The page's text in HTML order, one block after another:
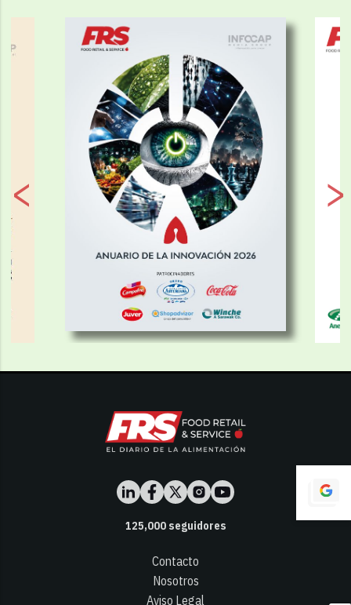
125,000seguidores
Contacto
Nosotros
Aviso Legal